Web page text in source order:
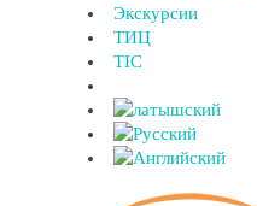
Экскурсии
ТИЦ
TIC